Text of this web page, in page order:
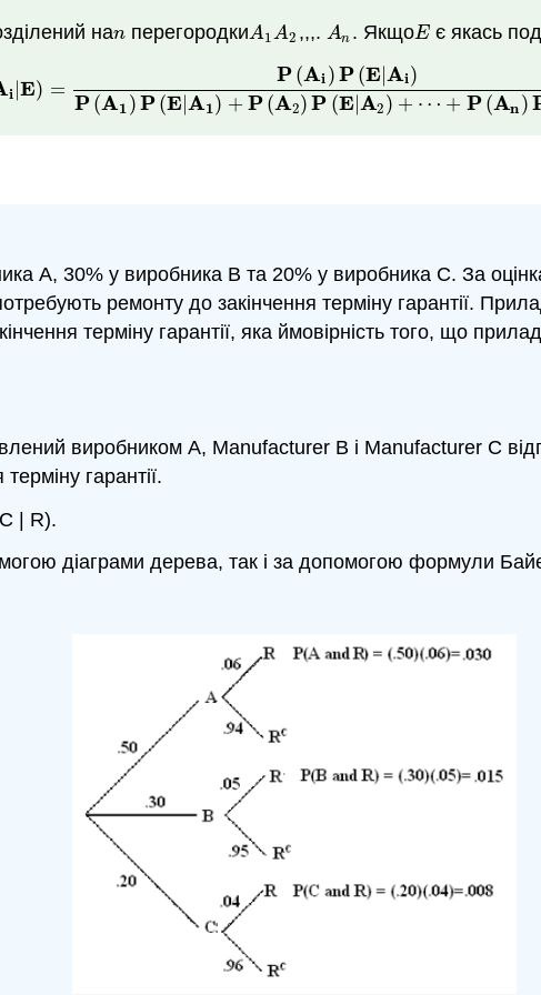
наn
n перегородкиA1
A1A2
A2 ,,,. An
An . ЯкщоE
E є якась
i |E) =
P(Ai )P (E|Ai)
P(A1 )P (E A1 ) + P (A2) P (E A2) + ⋯ + P (An )
( Ai|E )= P(Ai)P(E|Ai)P(A1)P(E|A1)+P(A2)P(E|A2)+⋯+P(An)P
А, 30% у виробника B та 20% у виробника C. За
ремонту до закінчення терміну гарантії.
терміну гарантії, яка ймовірність того, що
виробником A, Manufacturer B і Manufacturer C
гарантії.
| R).
діаграми дерева, так і за допомогою формули